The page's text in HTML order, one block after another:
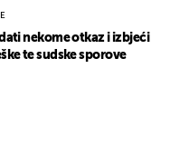
nekome otkaz i izbjeći
te sudske sporove